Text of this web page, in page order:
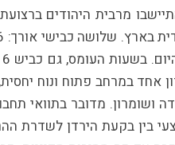
מרבית היהודים
אחד במרחב פתוח ונוח
ושומרון. מדובר בתוואי